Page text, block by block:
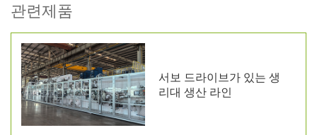
관련제품
서보 드라이브가 있는 생
리대 생산 라인